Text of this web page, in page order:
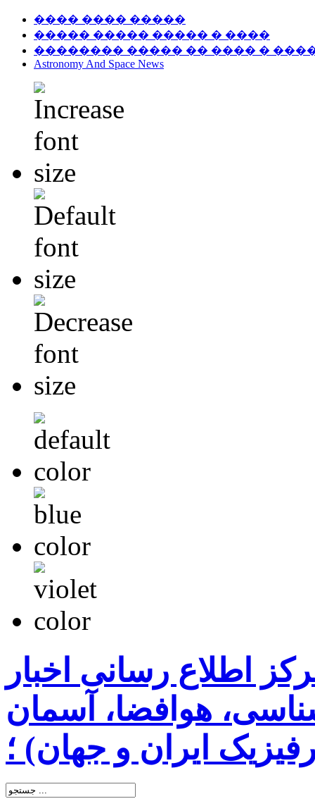
���� ���� �����
����� ����� ����� � ����
�������� ����� �� ���� �
Astronomy And Space News
اطلاع رسانی اخبار
هوافضا، آسمان
ایران و جهان) ؛